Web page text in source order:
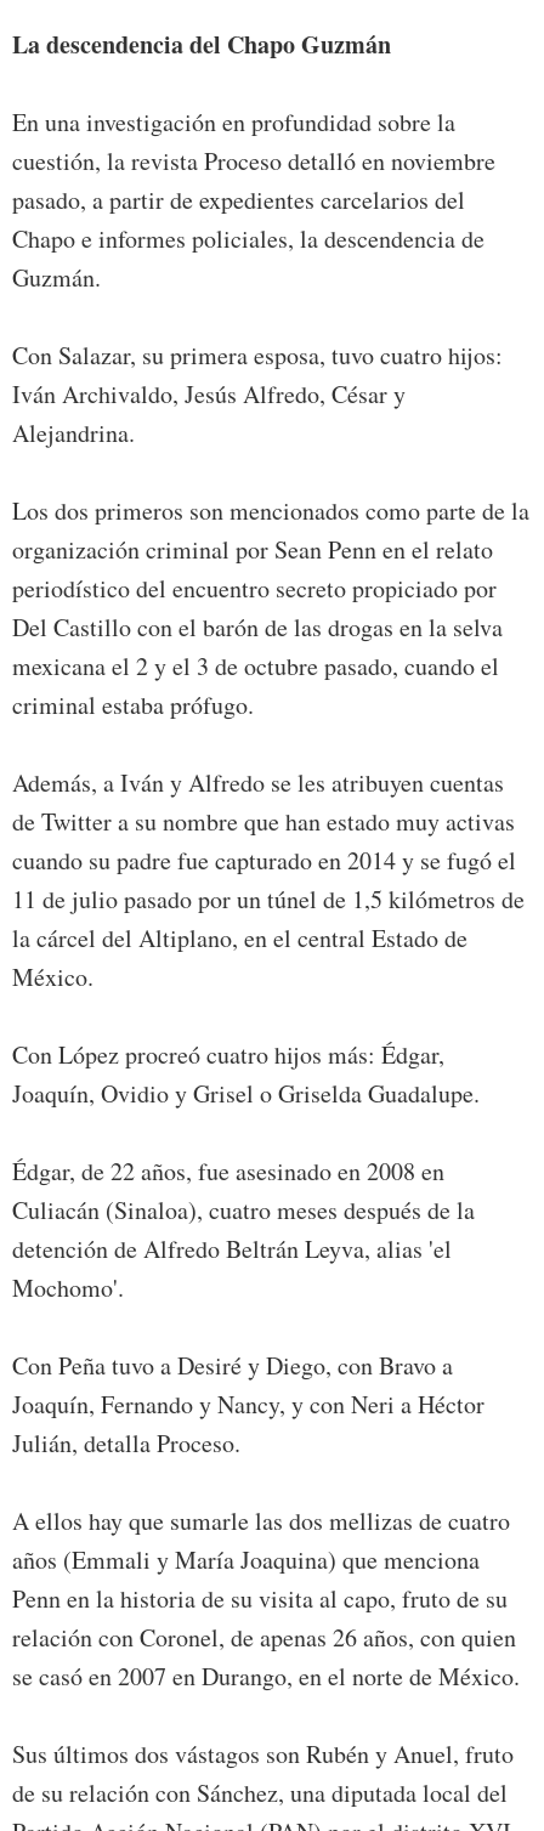
La descendencia del Chapo Guzmán
En una investigación en profundidad sobre la
cuestión, la revista Proceso detalló en noviembre
pasado, a partir de expedientes carcelarios del
Chapo e informes policiales, la descendencia de
Guzmán.
Con Salazar, su primera esposa, tuvo cuatro hijos:
Iván Archivaldo, Jesús Alfredo, César y
Alejandrina.
Los dos primeros son mencionados como parte de la
organización criminal por Sean Penn en el relato
periodístico del encuentro secreto propiciado por
Del Castillo con el barón de las drogas en la selva
mexicana el 2 y el 3 de octubre pasado, cuando el
criminal estaba prófugo.
Además, a Iván y Alfredo se les atribuyen cuentas
de Twitter a su nombre que han estado muy activas
cuando su padre fue capturado en 2014 y se fugó el
11 de julio pasado por un túnel de 1,5 kilómetros de
la cárcel del Altiplano, en el central Estado de
México.
Con López procreó cuatro hijos más: Édgar,
Joaquín, Ovidio y Grisel o Griselda Guadalupe.
Édgar, de 22 años, fue asesinado en 2008 en
Culiacán (Sinaloa), cuatro meses después de la
detención de Alfredo Beltrán Leyva, alias 'el
Mochomo'.
Con Peña tuvo a Desiré y Diego, con Bravo a
Joaquín, Fernando y Nancy, y con Neri a Héctor
Julián, detalla Proceso.
A ellos hay que sumarle las dos mellizas de cuatro
años (Emmali y María Joaquina) que menciona
Penn en la historia de su visita al capo, fruto de su
relación con Coronel, de apenas 26 años, con quien
se casó en 2007 en Durango, en el norte de México.
Sus últimos dos vástagos son Rubén y Anuel, fruto
de su relación con Sánchez, una diputada local del